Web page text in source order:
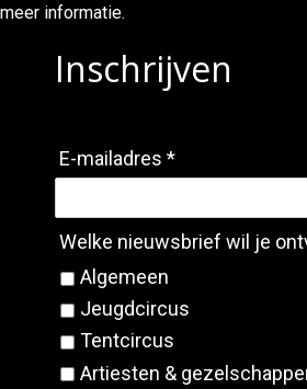
meer informatie.
Inschrijven
E-mailadres *
Welke nieuwsbrief wil je
Algemeen
Jeugdcircus
Tentcircus
Artiesten &